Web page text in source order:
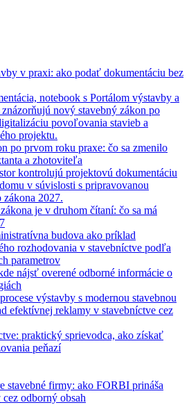
v praxi: ako podať dokumentáciu bez
po prvom roku praxe: čo sa zmenilo
a zhotoviteľa
je v druhom čítaní: čo sa má
nájsť overené odborné informácie o
praktický sprievodca, ako získať
peňazí
stavebné firmy: ako FORBI prináša
odborný obsah